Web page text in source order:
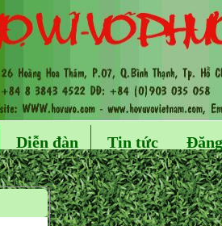
Diễn đàn Tin tức